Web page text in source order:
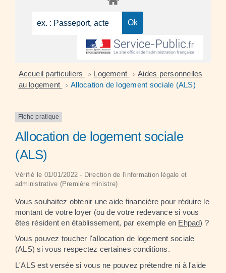
Accueil particuliers > Logement > Aides personnelles
au logement
> Allocation de logement sociale (ALS)
Fiche pratique
Allocation de logement sociale
(ALS)
Vérifié le 01/01/2022 - Direction de l'information légale et
administrative (Première ministre)
Vous souhaitez obtenir une aide financière pour réduire le
montant de votre loyer (ou de votre redevance si vous
êtes résident en établissement, par exemple en Ehpad) ?
Vous pouvez toucher l'allocation de logement sociale
(ALS) si vous respectez certaines conditions.
L'ALS est versée si vous ne pouvez prétendre ni à l'aide